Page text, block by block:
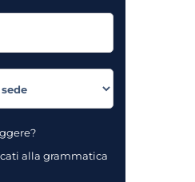
alla grammatica